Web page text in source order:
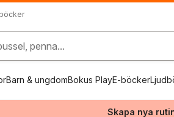
penna...
Barn & ungdomBokus PlayE-böcker
Skapa nya